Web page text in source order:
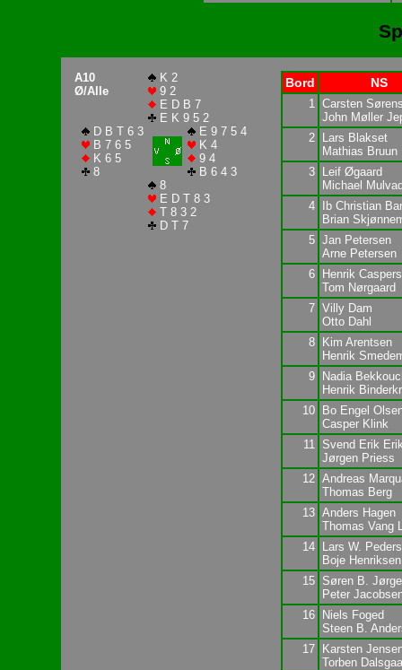
A10
Ø/Alle
K 2
9 2
E D B 7
E K 9 5 2
D B T 6 3
B 7 6 5
K 6 5
8
E 9 7 5 4
K 4
9 4
B 6 4 3
8
E D T 8 3
T 8 3 2
D T 7
Bord NS
1
Carsten
John Møller
2
Lars Blakset
Mathias Bruun
3
Leif Øgaard
Michael
4
Ib Christian
Brian
5 Jan Petersen
Arne Petersen
6
Henrik
Tom Nørgaard
7 Villy Dam
Otto Dahl
8
Kim Arentsen
Henrik
9
Nadia
Henrik
10
Bo Engel
Casper Klink
11
Svend Erik
Jørgen Priess
12 Andreas
Thomas Berg
13 Anders Hagen
Thomas Vang
14
Lars W.
Boje Henriksen
15 Søren B.
Peter
16
Niels Foged
Steen B.
17
Karsten
Torben